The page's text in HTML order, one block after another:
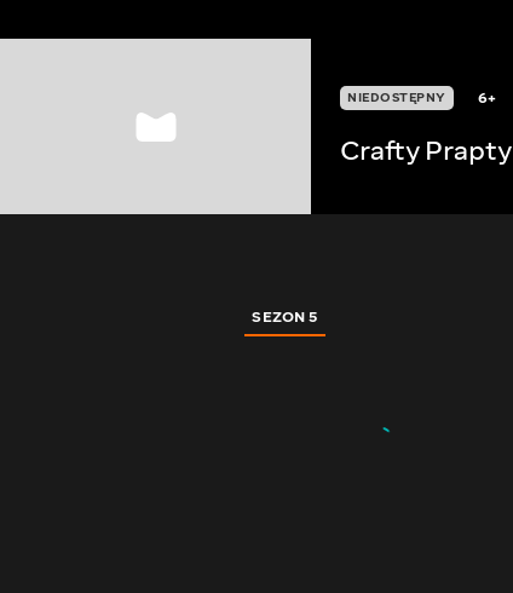
NIEDOSTĘPNY 6+
Crafty Prapty
SEZON 5